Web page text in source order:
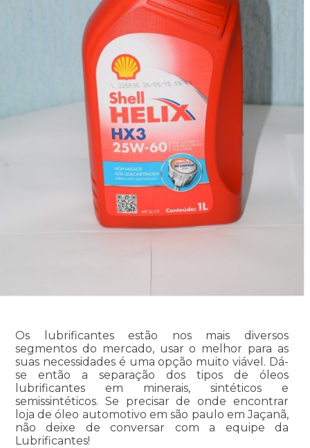
Os lubrificantes estão nos mais diversos
segmentos do mercado, usar o melhor para as
suas necessidades é uma opção muito viável. Dá-
se então a separação dos tipos de óleos
lubrificantes em minerais, sintéticos e
semissintéticos. Se precisar de onde encontrar
loja de óleo automotivo em são paulo em Jaçanã,
não deixe de conversar com a equipe da
Lubrificantes!